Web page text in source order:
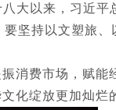
大以来，习近
坚持以文塑旅
消费市场，赋能
化绽放更加灿烂